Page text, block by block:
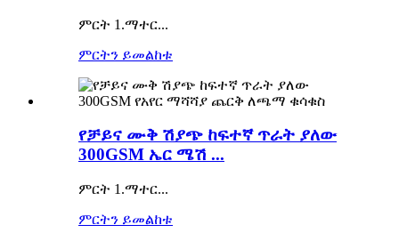
ምርት 1.ማተር...
ምርትን ይመልከቱ
የቻይና ሙቅ ሽያጭ ከፍተኛ ጥራት ያለው
300GSM ኤር ሜሽ ...
ምርት 1.ማተር...
ምርትን ይመልከቱ